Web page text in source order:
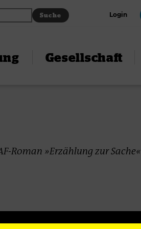
Login
Gesellschaft
Roman »Erzählung zur Sache«